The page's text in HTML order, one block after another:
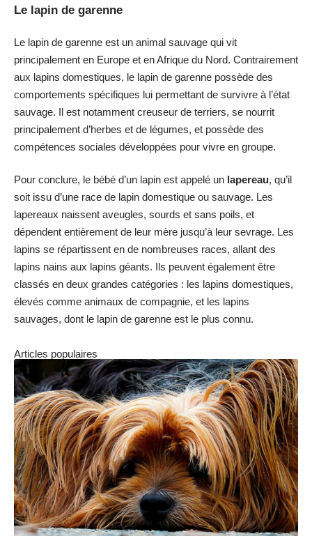
Le lapin de garenne
Le lapin de garenne est un animal sauvage qui vit
principalement en Europe et en Afrique du Nord. Contrairement
aux lapins domestiques, le lapin de garenne possède des
comportements spécifiques lui permettant de survivre à l’état
sauvage. Il est notamment creuseur de terriers, se nourrit
principalement d’herbes et de légumes, et possède des
compétences sociales développées pour vivre en groupe.
Pour conclure, le bébé d’un lapin est appelé un lapereau, qu’il
soit issu d’une race de lapin domestique ou sauvage. Les
lapereaux naissent aveugles, sourds et sans poils, et
dépendent entièrement de leur mère jusqu’à leur sevrage. Les
lapins se répartissent en de nombreuses races, allant des
lapins nains aux lapins géants. Ils peuvent également être
classés en deux grandes catégories : les lapins domestiques,
élevés comme animaux de compagnie, et les lapins
sauvages, dont le lapin de garenne est le plus connu.
Articles populaires